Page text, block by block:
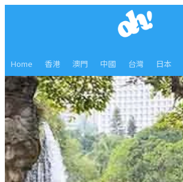
Home 香港 澳門 中國 台灣 日本